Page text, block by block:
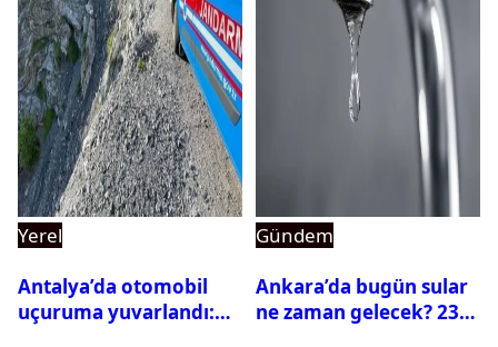
Yerel
Antalya’da otomobil
uçuruma yuvarlandı:
Gündem
Ankara’da bugün sular
ne zaman gelecek? 23